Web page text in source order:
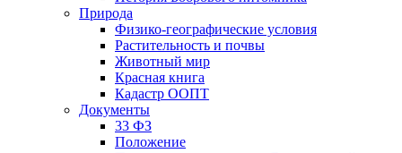
Природа
Физико-географические условия
Растительность и почвы
Животный мир
Красная книга
Кадастр ООПТ
Документы
33 ФЗ
Положение